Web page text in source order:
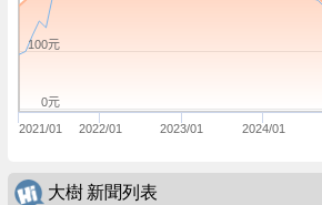
2021/01 2022/01 2023/01 2024/01
0元
100元
大樹 新聞列表